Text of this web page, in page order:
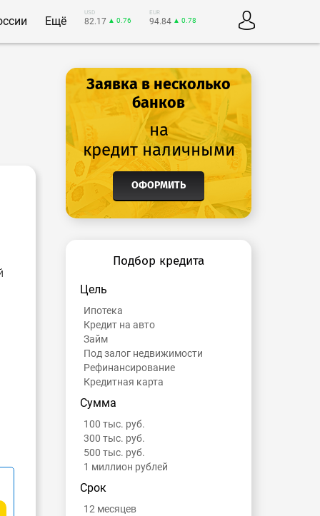
Ещё
USD
82.17 ▲ 0.76
EUR
94.84 ▲ 0.78
Заявка в несколько
банков
на
кредит наличными
ОФОРМИТЬ
Подбор кредита
Цель
Ипотека
Кредит на авто
Займ
Под залог недвижимости
Рефинансирование
Кредитная карта
Сумма
100 тыс. руб.
300 тыс. руб.
500 тыс. руб.
1 миллион рублей
Срок
12 месяцев